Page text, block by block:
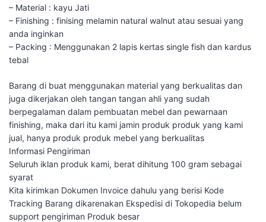
– Material : kayu Jati
– Finishing : finising melamin natural walnut atau sesuai yang
anda inginkan
– Packing : Menggunakan 2 lapis kertas single fish dan kardus
tebal
Barang di buat menggunakan material yang berkualitas dan
juga dikerjakan oleh tangan tangan ahli yang sudah
berpegalaman dalam pembuatan mebel dan pewarnaan
finishing, maka dari itu kami jamin produk produk yang kami
jual, hanya produk produk mebel yang berkualitas
Informasi Pengiriman
Seluruh iklan produk kami, berat dihitung 100 gram sebagai
syarat
Kita kirimkan Dokumen Invoice dahulu yang berisi Kode
Tracking Barang dikarenakan Ekspedisi di Tokopedia belum
support pengiriman Produk besar